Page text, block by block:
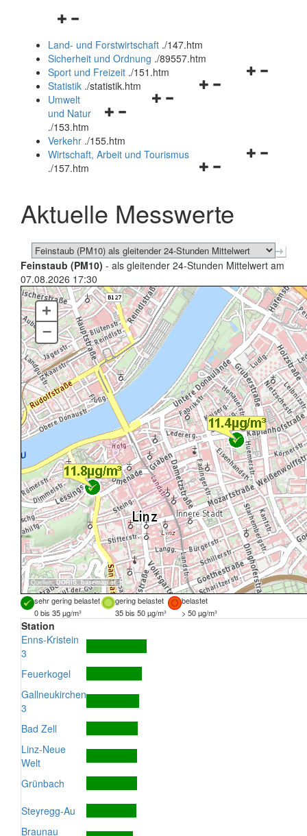
Navigationsmenü
und
schließen
Land- und Forstwirtschaft ./147.htm
Sicherheit und Ordnung ./89557.htm
Navigationsmenü
Sport und Freizeit ./151.htm
Navigationsmenü
Statistik ./statistik.htm
Navigationsmenü
und
schließen
Umwelt
und Natur
./153.htm
Verkehr ./155.htm
Navigationsmenü
schließen
Wirtschaft, Arbeit und Tourismus
./157.htm
Aktuelle Messwerte
Feinstaub (PM10) - als gleitender 24-Stunden Mittelwert am
07.08.2026 17:30
Quellen:DORIS, basemap.at
+
–
sehr gering belastet gering belastet
belastet
0 bis 35 µg/m³
35 bis 50 µg/m³ > 50 µg/m³
Station
Enns-Kristein
3
Feuerkogel
Gallneukirchen
3
Bad Zell
Linz-Neue
Welt
Grünbach
Steyregg-Au
Braunau